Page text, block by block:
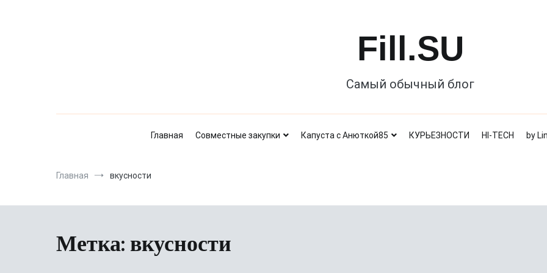
Fill.SU
Самый обычный блог
Главная Совместные закупки Капуста с Анюткой85 КУРЬЕЗНОСТИ HI-TECH by
Главная вкусности
Метка:вкусности